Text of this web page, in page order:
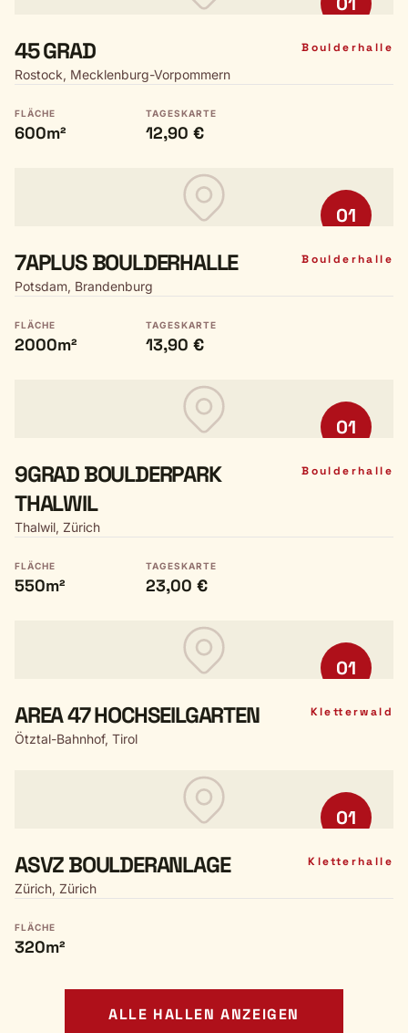
45 GRAD Boulderhalle
Rostock, Mecklenburg-Vorpommern
FLÄCHE
600m²
TAGESKARTE
12,90 €
01
7APLUS BOULDERHALLE Boulderhalle
Potsdam, Brandenburg
FLÄCHE
2000m²
TAGESKARTE
13,90 €
01
9GRAD BOULDERPARK
THALWIL
Boulderhalle
Thalwil, Zürich
FLÄCHE
550m²
TAGESKARTE
23,00 €
01
AREA 47 HOCHSEILGARTEN Kletterwald
Ötztal-Bahnhof, Tirol
01
ASVZ BOULDERANLAGE Kletterhalle
Zürich, Zürich
FLÄCHE
320m²
ALLE HALLEN ANZEIGEN